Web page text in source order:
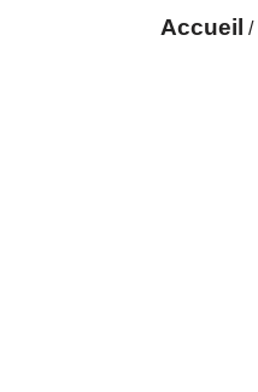
Accueil /